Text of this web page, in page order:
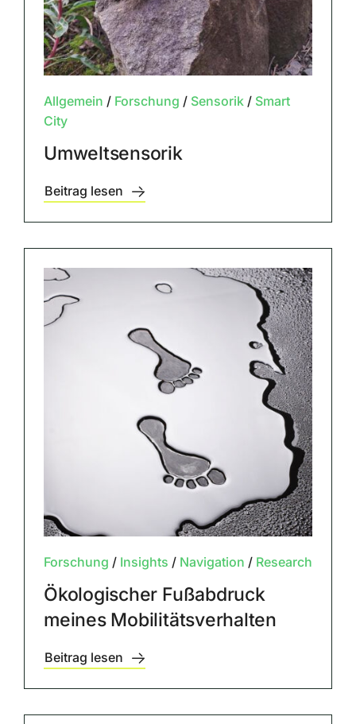
Allgemein / Forschung / Sensorik/ Smart
City
Umweltsensorik
Beitrag lesen
Forschung / Insights / Navigation / Research
Ökologischer Fußabdruck
meines Mobilitätsverhalten
Beitrag lesen